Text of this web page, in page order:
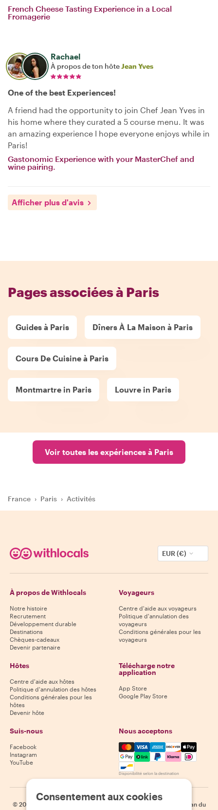
French Cheese Tasting Experience in a Local
Fromagerie
Rachael
À propos de ton hôteJean Yves
One of the best Experiences!
A friend had the opportunity to join Chef Jean Yves in
his home where they curated a 5 course menu. It was
an amazing experience I hope everyone enjoys while in
Paris!
Gastonomic Experience with your MasterChef and
wine pairing.
Afficher plus d'avis
Pages associées à Paris
Guides à Paris Dîners À La Maison à Paris
Cours De Cuisine à Paris
Montmartre in Paris Louvre in Paris
Voir toutes les expériences à Paris
France › Paris › Activités
EUR (€)
À propos de Withlocals
Notre histoire
Recrutement
Développement durable
Destinations
Chèques-cadeaux
Devenir partenaire
Voyageurs
Centre d'aide aux voyageurs
Politique d'annulation des
voyageurs
Conditions générales pour les
voyageurs
Hôtes
Centre d'aide aux hôtes
Politique d'annulation des hôtes
Conditions générales pour les
hôtes
Devenir hôte
Télécharge notre
application
App Store
Google Play Store
Suis-nous
Facebook
Instagram
YouTube
Nous acceptons
Mastercard, Visa, Amex,
Disponibilité selon la destination
© 2026 Plan du
Consentement aux cookies